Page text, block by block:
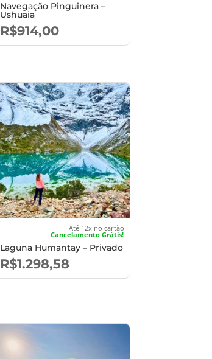
Navegação Pinguinera –
Ushuaia
R$914,00
Até 12x no cartão
Cancelamento Grátis!
Laguna Humantay – Privado
R$1.298,58